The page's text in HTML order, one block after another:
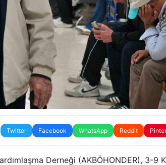
Twitter Facebook WhatsApp Reddit
Derneği (AKBÖHONDER), 3-9